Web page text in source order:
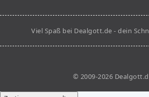
Viel Spaß bei Dealgott.de - dein
© 2009-2026